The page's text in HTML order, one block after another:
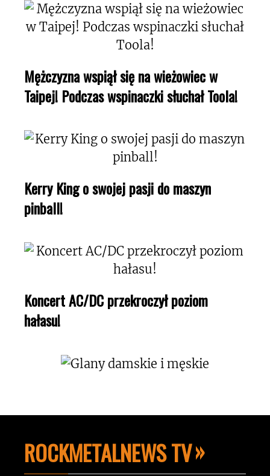
Mężczyzna wspiął się na wieżowiec w
Taipej! Podczas wspinaczki słuchał Toola!
Kerry King o swojej pasji do maszyn
pinball!
Koncert AC/DC przekroczył poziom
hałasu!
ROCKMETALNEWS TV